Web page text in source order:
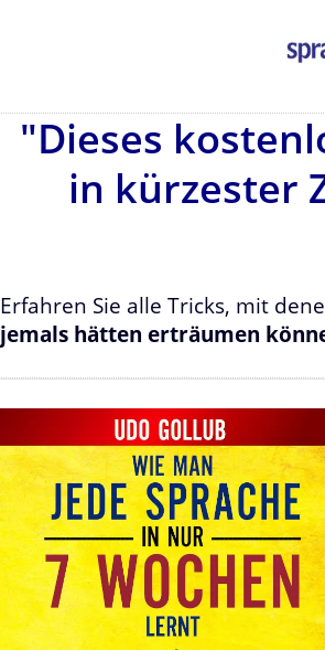
"Dieses
in kürzester
Erfahren Sie alle Tricks, mit
jemals hätten erträumen